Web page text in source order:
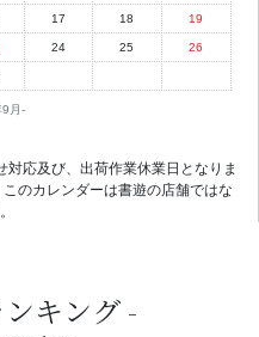
月
17 18 19
24 25 26
応及び、出荷作業休業日となりま
のカレンダーは書遊の店舗ではな
キング